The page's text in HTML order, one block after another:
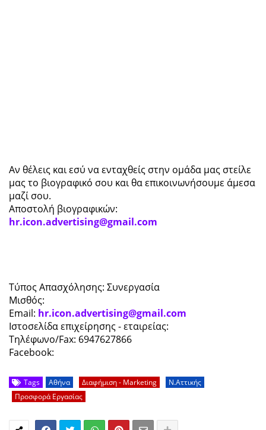
Αν θέλεις και εσύ να ενταχθείς στην ομάδα μας στείλε
μας το βιογραφικό σου και θα επικοινωνήσουμε άμεσα
μαζί σου.
Αποστολή βιογραφικών:
hr.icon.advertising@gmail.com
Τύπος Απασχόλησης: Συνεργασία
Μισθός:
Email: hr.icon.advertising@gmail.com
Ιστοσελίδα επιχείρησης - εταιρείας:
Τηλέφωνο/Fax: 6947627866
Facebook:
Tags Αθήνα Διαφήμιση - Marketing
Ν.Αττικής
Προσφορά Εργασίας